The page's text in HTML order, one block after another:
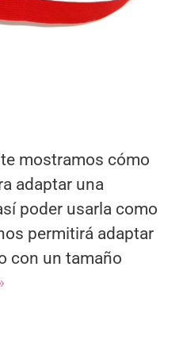
mostramos cómo
adaptar una
poder usarla como
permitirá adaptar
con un tamaño